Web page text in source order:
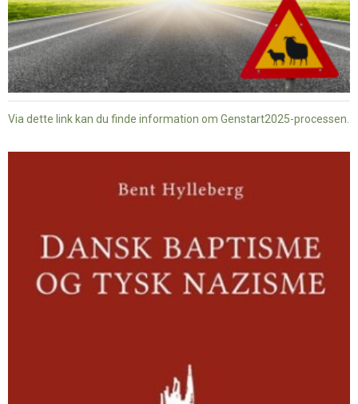
Via dette link kan du finde information om Genstart2025-processen.